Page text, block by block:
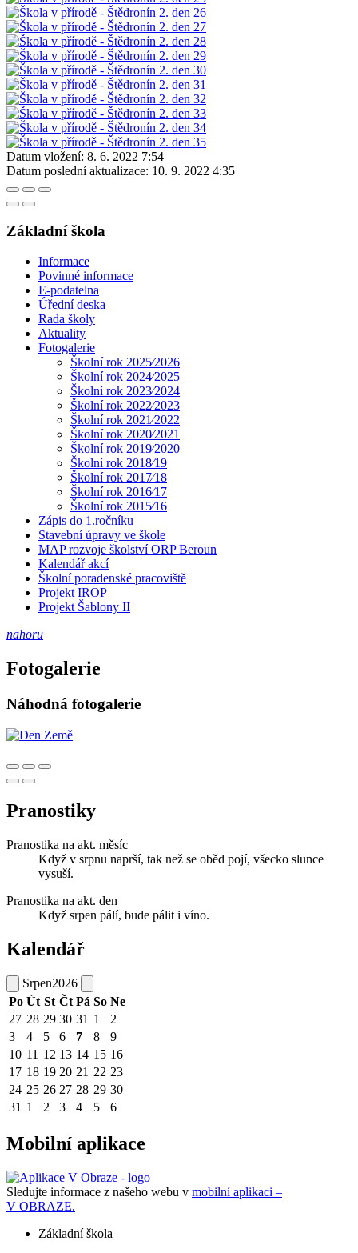
Datum vložení: 8. 6. 2022 7:54
Datum poslední aktualizace: 10. 9. 2022 4:35
Základní škola
Informace
Povinné informace
E-podatelna
Úřední deska
Rada školy
Aktuality
Fotogalerie
Školní rok 2025⁄2026
Školní rok 2024⁄2025
Školní rok 2023⁄2024
Školní rok 2022⁄2023
Školní rok 2021⁄2022
Školní rok 2020⁄2021
Školní rok 2019⁄2020
Školní rok 2018⁄19
Školní rok 2017⁄18
Školní rok 2016⁄17
Školní rok 2015⁄16
Zápis do 1.ročníku
Stavební úpravy ve škole
MAP rozvoje školství ORP Beroun
Kalendář akcí
Školní poradenské pracoviště
Projekt IROP
Projekt Šablony II
nahoru
Fotogalerie
Náhodná fotogalerie
Pranostiky
Pranostika na akt. měsíc
Když v srpnu naprší, tak než se oběd pojí, všecko slunce
vysuší.
Pranostika na akt. den
Když srpen pálí, bude pálit i víno.
Kalendář
Srpen2026
Po Út St Čt Pá So Ne
27 28 29 30 31 1
2
3
4 5 6 7 8
9
10 11 12 13 14 15 16
17 18 19 20 21 22 23
24 25 26 27 28 29 30
31 1 2 3 4 5 6
Mobilní aplikace
Sledujte informace z našeho webu v mobilní aplikaci –
V OBRAZE.
Základní škola